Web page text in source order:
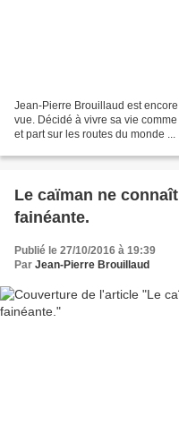
Jean-Pierre Brouillaud est
vue. Décidé à vivre sa vie
et part sur les routes du monde ...
Le caïman ne
fainéante.
Publié le 27/10/2016 à 19:39
Par Jean-Pierre Brouillaud